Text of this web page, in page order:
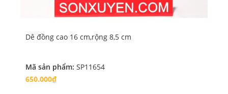
Dê đồng cao 16 cm,rộng 8,5 cm
Mã sản phẩm: SP11654
650.000₫